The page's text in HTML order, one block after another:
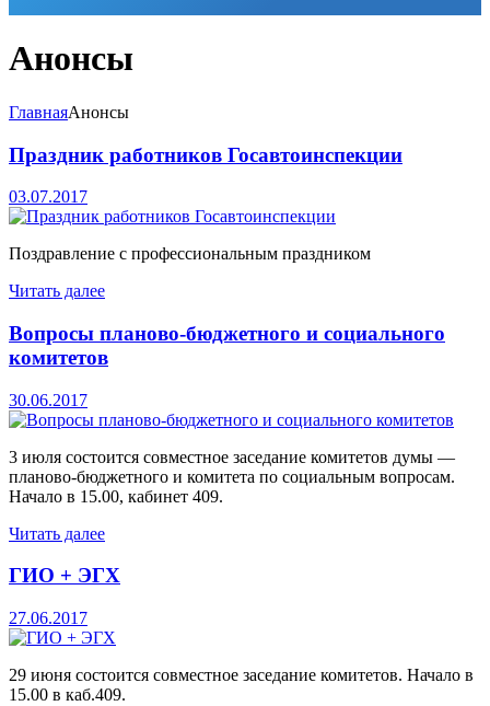
Анонсы
ГлавнаяАнонсы
Праздник работников Госавтоинспекции
03.07.2017
Поздравление с профессиональным праздником
Читать далее
Вопросы планово-бюджетного и социального
комитетов
30.06.2017
3 июля состоится совместное заседание комитетов думы —
планово-бюджетного и комитета по социальным вопросам.
Начало в 15.00, кабинет 409.
Читать далее
ГИО + ЭГХ
27.06.2017
29 июня состоится совместное заседание комитетов. Начало в
15.00 в каб.409.